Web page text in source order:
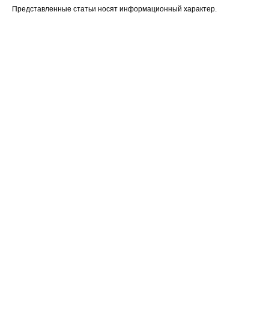
Представленные статьи носят информационный характер.